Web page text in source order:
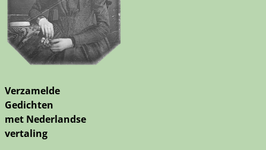
Verzamelde
Gedichten
met Nederlandse
vertaling